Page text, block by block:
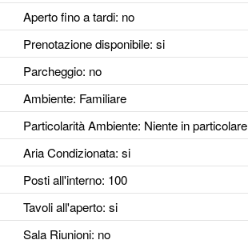
Aperto fino a tardi: no
Prenotazione disponibile: si
Parcheggio: no
Ambiente: Familiare
Particolarità Ambiente: Niente in particolare
Aria Condizionata: si
Posti all'interno: 100
Tavoli all'aperto: si
Sala Riunioni: no